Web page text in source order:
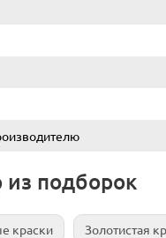
из подборок
краски Золотистая